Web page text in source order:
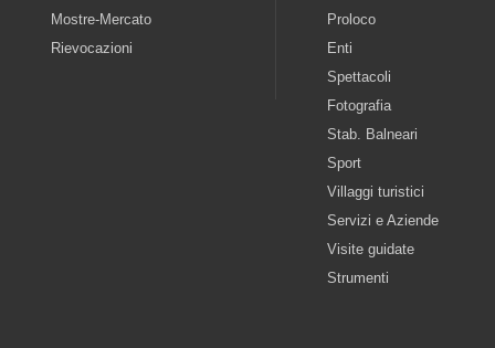
Mostre-Mercato
Rievocazioni
Proloco
Enti
Spettacoli
Fotografia
Stab. Balneari
Sport
Villaggi turistici
Servizi e Aziende
Visite guidate
Strumenti